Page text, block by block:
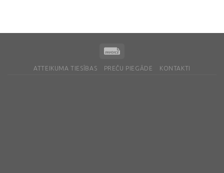
ATTEIKUMA TIESĪBAS PREČU PIEGĀDE KONTAKTI